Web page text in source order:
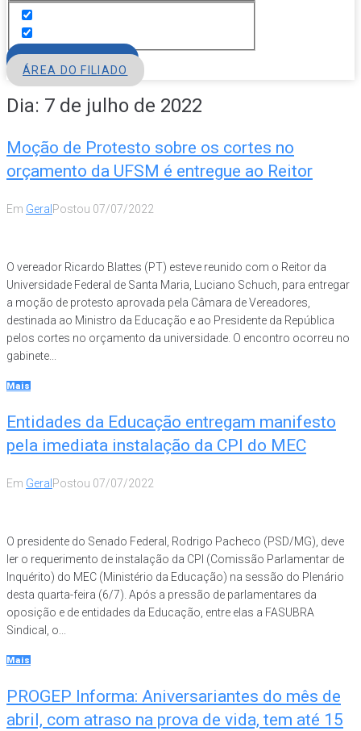
ÁREA DO FILIADO
Dia: 7 de julho de 2022
Moção de Protesto sobre os cortes no
orçamento da UFSM é entregue ao Reitor
Em Geral Postou 07/07/2022
O vereador Ricardo Blattes (PT) esteve reunido com o Reitor da
Universidade Federal de Santa Maria, Luciano Schuch, para entregar
a moção de protesto aprovada pela Câmara de Vereadores,
destinada ao Ministro da Educação e ao Presidente da República
pelos cortes no orçamento da universidade. O encontro ocorreu no
gabinete...
Mais
Entidades da Educação entregam manifesto
pela imediata instalação da CPI do MEC
Em Geral Postou 07/07/2022
O presidente do Senado Federal, Rodrigo Pacheco (PSD/MG), deve
ler o requerimento de instalação da CPI (Comissão Parlamentar de
Inquérito) do MEC (Ministério da Educação) na sessão do Plenário
desta quarta-feira (6/7). Após a pressão de parlamentares da
oposição e de entidades da Educação, entre elas a FASUBRA
Sindical, o...
Mais
PROGEP Informa: Aniversariantes do mês de
abril, com atraso na prova de vida, tem até 15